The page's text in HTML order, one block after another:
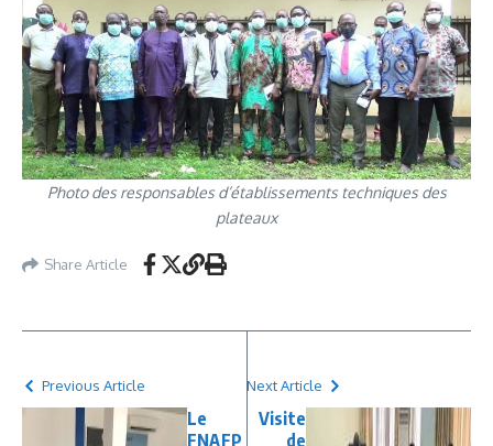
Photo des responsables d’établissements techniques des
plateaux
Share Article
Previous Article
Le
FNAFP
Next Article
Visite
de